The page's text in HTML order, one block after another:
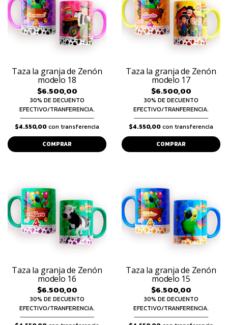
Taza la granja de Zenón
modelo 18
$6.500,00
30% DE DECUENTO
EFECTIVO/TRANFERENCIA.
$4.550,00con transferencia
COMPRAR
Taza la granja de Zenón
modelo 17
$6.500,00
30% DE DECUENTO
EFECTIVO/TRANFERENCIA.
$4.550,00con transferencia
COMPRAR
Taza la granja de Zenón
modelo 16
$6.500,00
30% DE DECUENTO
EFECTIVO/TRANFERENCIA.
Taza la granja de Zenón
modelo 15
$6.500,00
30% DE DECUENTO
EFECTIVO/TRANFERENCIA.